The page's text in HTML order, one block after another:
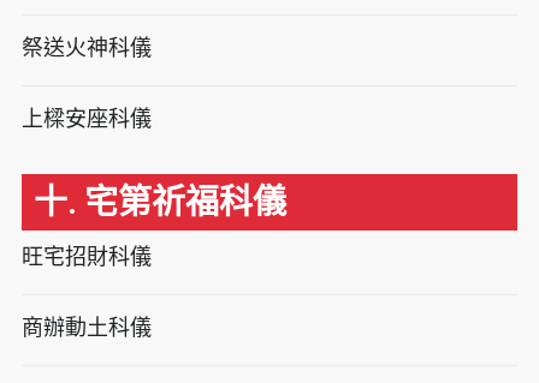
祭送火神科儀
上樑安座科儀
十. 宅第祈福科儀
旺宅招財科儀
商辦動土科儀